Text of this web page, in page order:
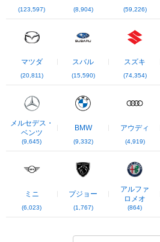
(123,597) (8,904) (59,226)
マツダ
(20,811)
スバル
(15,590)
スズキ
(74,354)
メルセデス・
ベンツ
(9,645)
BMW
(9,332)
アウディ
(4,919)
ミニ
(6,023)
プジョー
(1,767)
アルファ
ロメオ
(864)